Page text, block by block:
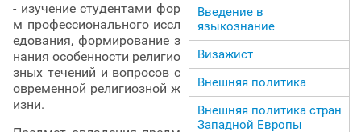
- изучение студентами фор
м профессионального иссл
едования, формирование з
нания особенности религио
зных течений и вопросов с
овременной религиозной ж
изни.
Введение в
языкознание
Визажист
Внешняя политика
Внешняя политика стран
Западной Европы